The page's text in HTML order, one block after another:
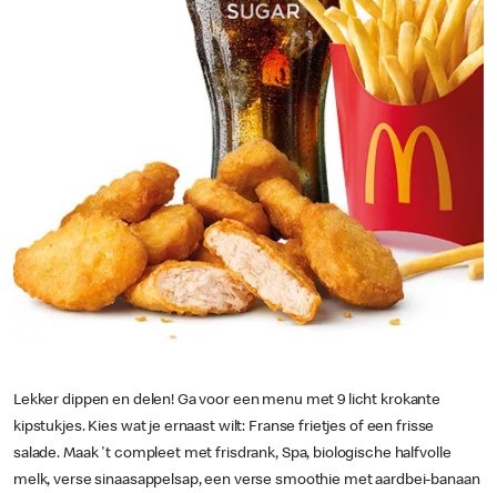
Lekker dippen en delen! Ga voor een menu met 9 licht krokante
kipstukjes. Kies wat je ernaast wilt: Franse frietjes of een frisse
salade. Maak 't compleet met frisdrank, Spa, biologische halfvolle
melk, verse sinaasappelsap, een verse smoothie met aardbei-banaan